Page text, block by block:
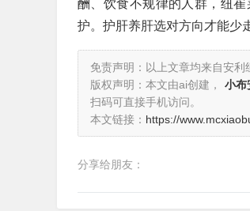
酬、饮食不规律的人群，纽
护。护肝养肝选对方向才能少
免责声明：以上文章均来自安利
版权声明：本文由ai创建，
小布
扫码可直接手机访问。
本文链接： https://
分享给朋友：